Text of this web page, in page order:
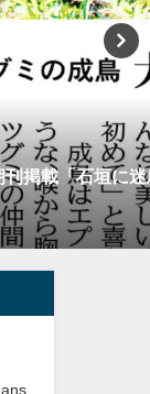
刊掲載「石垣